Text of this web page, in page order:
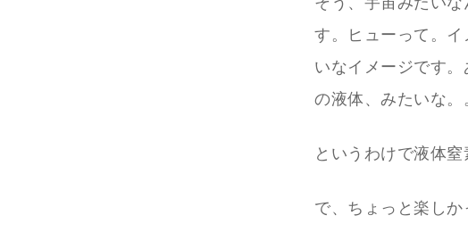
す。ヒューって。
いなイメージです
の液体、みたいな。
というわけで液体
で、ちょっと楽し